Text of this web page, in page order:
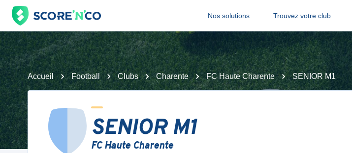
Nos solutions Trouvez votre club
Accueil Football Clubs Charente FC Haute Charente SENIOR M1
SENIOR M1
FC Haute Charente